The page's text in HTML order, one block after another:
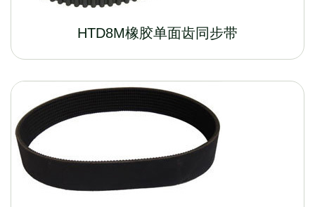
HTD8M橡胶单面齿同步带